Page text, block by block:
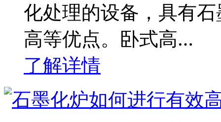
化处理的设备，具有
高等优点。卧式高…
了解详情